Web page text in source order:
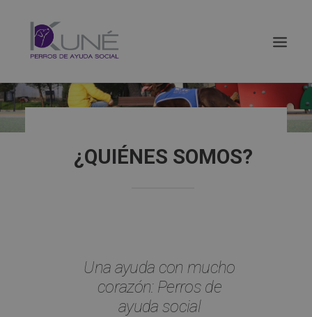
Buscar
¿QUIÉNES SOMOS?
Una ayuda con mucho
corazón: Perros de
ayuda social